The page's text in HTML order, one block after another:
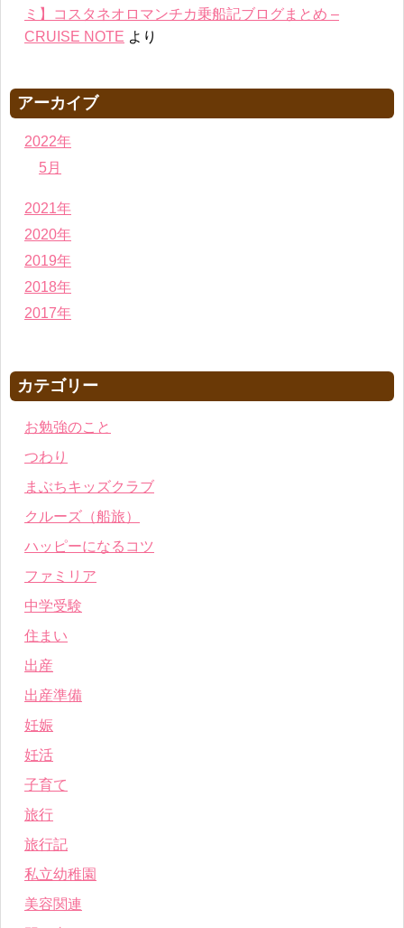
ミ】コスタネオロマンチカ乗船記ブログまとめ –
CRUISE NOTE より
アーカイブ
2022年
5月
2021年
2020年
2019年
2018年
2017年
カテゴリー
お勉強のこと
つわり
まぶちキッズクラブ
クルーズ（船旅）
ハッピーになるコツ
ファミリア
中学受験
住まい
出産
出産準備
妊娠
妊活
子育て
旅行
旅行記
私立幼稚園
美容関連